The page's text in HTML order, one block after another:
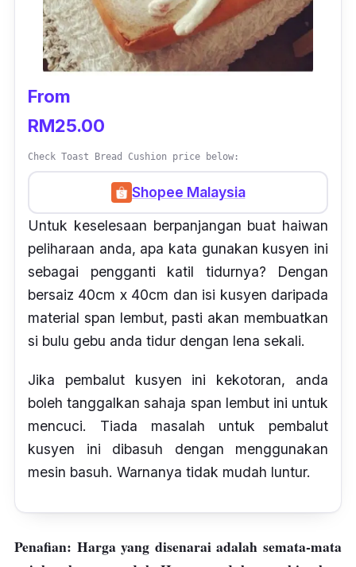
From
RM25.00
Check Toast Bread Cushion price below:
Shopee Malaysia
Untuk keselesaan berpanjangan buat haiwan
peliharaan anda, apa kata gunakan kusyen ini
sebagai pengganti katil tidurnya? Dengan
bersaiz 40cm x 40cm dan isi kusyen daripada
material span lembut, pasti akan membuatkan
si bulu gebu anda tidur dengan lena sekali.
Jika pembalut kusyen ini kekotoran, anda
boleh tanggalkan sahaja span lembut ini untuk
mencuci. Tiada masalah untuk pembalut
kusyen ini dibasuh dengan menggunakan
mesin basuh. Warnanya tidak mudah luntur.
Penafian: Harga yang disenarai adalah semata-mata